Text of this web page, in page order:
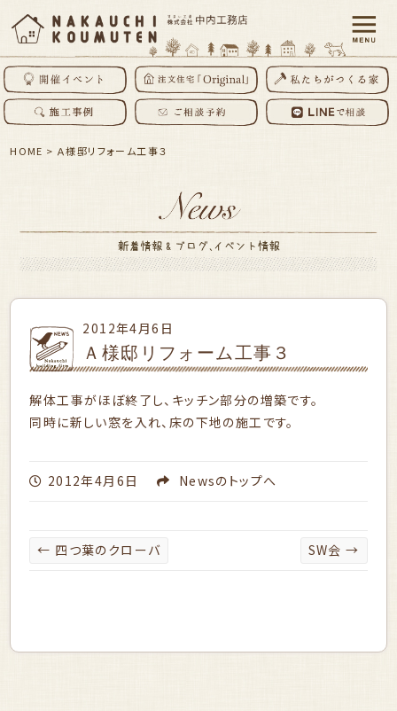
HOME > Ａ様邸リフォーム工事３
2012年4月6日
Ａ様邸リフォーム工事３
解体工事がほぼ終了し、キッチン部分の増築です。
同時に新しい窓を入れ、床の下地の施工です。
2012年4月6日 Newsのトップへ
← 四つ葉のクローバ SW会→